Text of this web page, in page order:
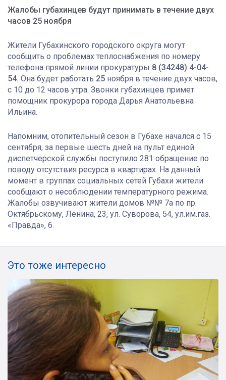
Жалобы губахинцев будут принимать в течение двух
часов 25 ноября
Жители Губахинского городского округа могут
сообщить о проблемах теплоснабжения по номеру
телефона прямой линии прокуратуры 8 (34248) 4-04-
54. Она будет работать 25 ноября в течение двух часов,
с 10 до 12 часов утра. Звонки губахинцев примет
помощник прокурора города Дарья Анатольевна
Ильина.
Напомним, отопительный сезон в Губахе начался с 15
сентября, за первые шесть дней на пульт единой
диспетчерской службы поступило 281 обращение по
поводу отсутствия ресурса в квартирах. На данный
момент в группах социальных сетей Губахи жители
сообщают о несоблюдении температурного режима.
Жалобы озвучивают жители домов №№ 7а по пр.
Октябрьскому, Ленина, 23, ул. Суворова, 54, ул.им.газ.
«Правда», 6.
Это тоже интересно